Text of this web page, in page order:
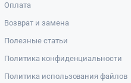
Оплата
Возврат и замена
Полезные статьи
Политика конфиденциальности
Политика использования файлов